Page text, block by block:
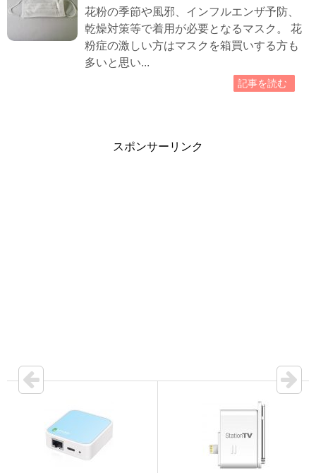
花粉の季節や風邪、インフルエンザ予防、
乾燥対策等で着用が必要となるマスク。 花
粉症の激しい方はマスクを箱買いする方も
多いと思い...
記事を読む
スポンサーリンク